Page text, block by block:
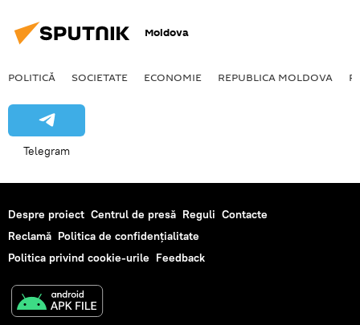
Moldova
POLITICĂ SOCIETATE ECONOMIE REPUBLICA MOLDOVA
Telegram
Despre proiect Centrul de presă Reguli Contacte
Reclamă Politica de confidențialitate
Politica privind cookie-urile Feedback